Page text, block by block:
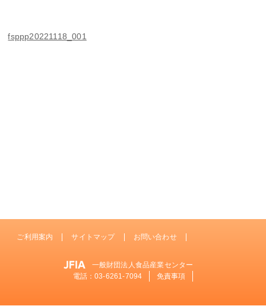
fsppp20221118_001
ご利用案内 サイトマップ お問い合わせ
一般財団法人食品産業センター
電話：03-6261-7094 免責事項